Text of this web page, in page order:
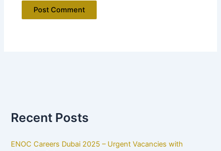
Recent Posts
ENOC Careers Dubai 2025 – Urgent Vacancies with